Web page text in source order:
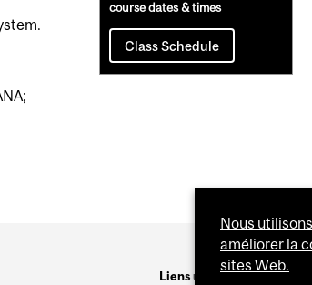
course dates & times
Class Schedule
Liens utiles
Nous
améliorer la
sites Web.